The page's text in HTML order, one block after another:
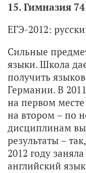
15. Гимназия
ЕГЭ-2012:
Сильные
языки. Школа
получить
Германии. В
на первом
на втором – по
дисциплинам
результаты –
2012 году
английский